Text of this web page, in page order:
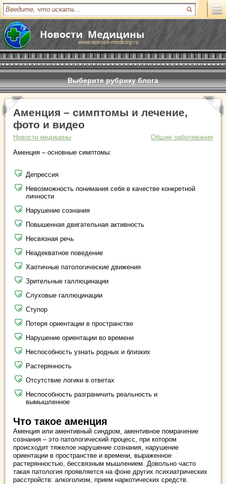
www.novosti-mediciny.ru
Выберите рубрику блога
Аменция – симптомы и лечение,
фото и видео
Новости медицины
Общие заболевания
Аменция – основные симптомы:
Депрессия
Невозможность понимания себя в качестве конкретной
личности
Нарушение сознания
Повышенная двигательная активность
Несвязная речь
Неадекватное поведение
Хаотичные патологические движения
Зрительные галлюцинации
Слуховые галлюцинации
Ступор
Потеря ориентации в пространстве
Нарушение ориентации во времени
Неспособность узнать родных и близких
Растерянность
Отсутствие логики в ответах
Неспособность разграничить реальность и
вымышленное
Что такое аменция
Аменция или аментивный синдром, аментивное помрачение
сознания – это патологический процесс, при котором
происходит тяжелое нарушение сознания, нарушение
ориентации в пространстве и времени, выраженное
растерянностью, бессвязным мышлением. Довольно часто
такая патология проявляется на фоне других психиатрических
расстройств: алкоголизм, прием наркотических средств.